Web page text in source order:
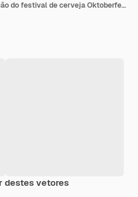
Ilustração para a celebração do festival de cerveja Oktoberfest
destes vetores